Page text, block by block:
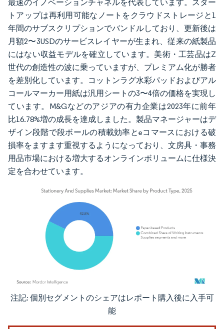
最速のイノベーションチャネルを代表しています。スター
トアップは再利用可能なノートをクラウドストレージと1
年間のサブスクリプションでバンドルしており、更新後は
月額2〜3USDのサービスレイヤーが生まれ、従来の紙製品
にはない収益モデルを確立しています。美術・工芸品はZ
世代の創造性の波に乗っていますが、プレミアム化が勝者
を差別化しています。コットンラグ水彩パッドおよびアル
コールマーカー用紙は汎用シートの3〜4倍の価格を実現し
ています。M&Gなどのアジアの有力企業は2023年に前年
比16.78%増の成長を達成しました。製品マネージャーはデ
ザイン段階で段ボールの積載効率とeコマースにおける破
損率をますます重視するようになっており、文房具・事務
用品市場における増大するオンラインボリュームに仕様決
定を合わせています。
画像 © Mordor Intelligence。再利用にはCC BY 4.0の表示が必要です。
注記: 個別セグメントのシェアはレポート購入後に入手可
能